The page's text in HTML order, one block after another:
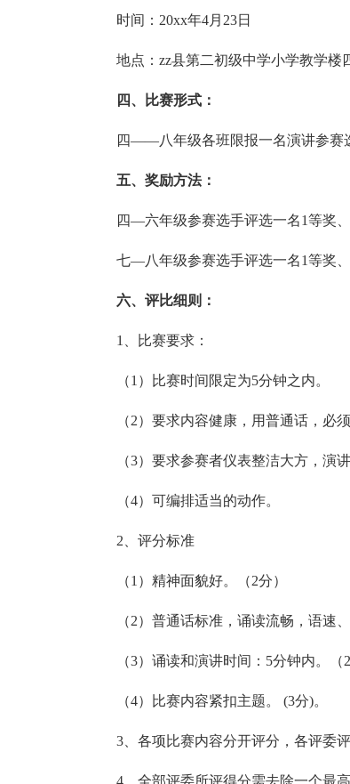
时间：20xx年4月23日
地点：zz县第二初级中学小学教学楼
四、比赛形式：
四——八年级各班限报一名演讲参赛选
五、奖励方法：
四—六年级参赛选手评选一名1等奖、2
七—八年级参赛选手评选一名1等奖、2
六、评比细则：
1、比赛要求：
（1）比赛时间限定为5分钟之内。
（2）要求内容健康，用普通话，必须
（3）要求参赛者仪表整洁大方，演讲
（4）可编排适当的动作。
2、评分标准
（1）精神面貌好。（2分）
（2）普通话标准，诵读流畅，语速、
（3）诵读和演讲时间：5分钟内。（2
（4）比赛内容紧扣主题。 (3分)。
3、各项比赛内容分开评分，各评委评
4、全部评委所评得分需去除一个最高